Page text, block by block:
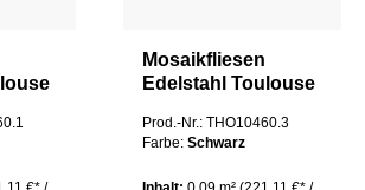
Mosaikfliesen
Edelstahl Toulouse
Schwarz 3D
Gebürstet
Prod.-Nr.: THO10460.3
Farbe: Schwarz